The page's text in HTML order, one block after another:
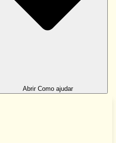
Abrir Como ajudar